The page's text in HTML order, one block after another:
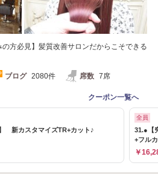
の方必見】髪質改善サロンだからこそできる
ブログ 2080件 席数 7席
クーポン一覧へ
新カスタマイズTR+カット♪
全員
31.●【
+フル
￥